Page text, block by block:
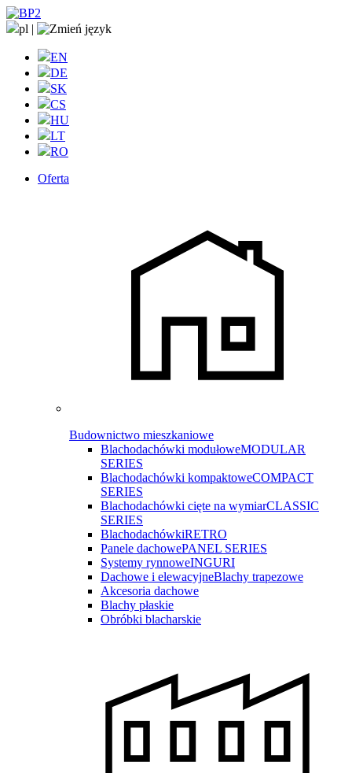
pl |
EN
DE
SK
CS
HU
LT
RO
Oferta
Budownictwo mieszkaniowe
Blachodachówki modułoweMODULAR
SERIES
Blachodachówki kompaktoweCOMPACT
SERIES
Blachodachówki cięte na wymiarCLASSIC
SERIES
BlachodachówkiRETRO
Panele dachowePANEL SERIES
Systemy rynnoweINGURI
Dachowe i elewacyjneBlachy trapezowe
Akcesoria dachowe
Blachy płaskie
Obróbki blacharskie